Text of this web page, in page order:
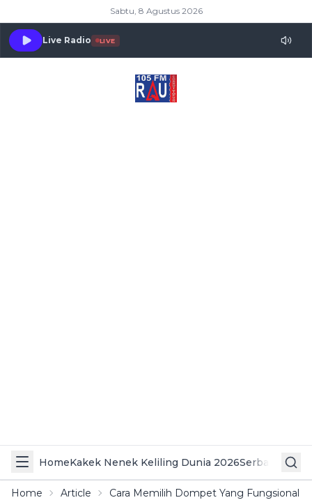
Sabtu, 8 Agustus 2026
Live Radio LIVE
HomeKakek Nenek Keliling Dunia 2026Serba Serbi
Home Article Cara Memilih Dompet Yang Fungsional